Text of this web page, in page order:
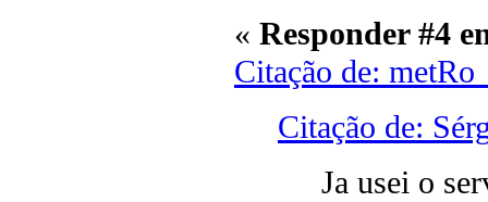
« Responder #4
Citação de:
Citação de:
Ja usei o